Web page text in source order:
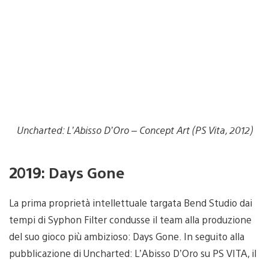
Uncharted: L’Abisso D’Oro – Concept Art (PS Vita, 2012)
2019: Days Gone
La prima proprietà intellettuale targata Bend Studio dai
tempi di Syphon Filter condusse il team alla produzione
del suo gioco più ambizioso: Days Gone. In seguito alla
pubblicazione di Uncharted: L’Abisso D’Oro su PS VITA, il